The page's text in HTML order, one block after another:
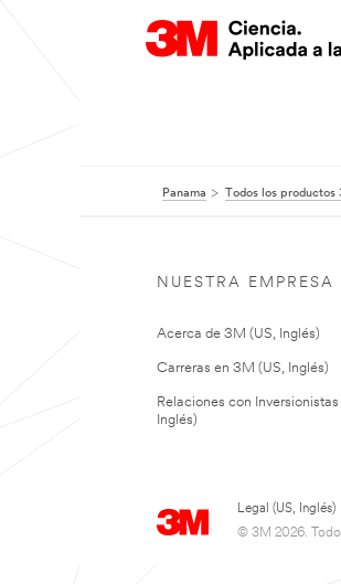
Panama Todos los productos
NUESTRA EMPRESA
Acerca de 3M (US, Inglés)
Carreras en 3M (US, Inglés)
Relaciones con Inversionistas
Inglés)
Legal (US, Inglés)
© 3M 2026.